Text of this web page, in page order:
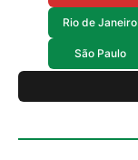
Rio de Janeiro
São Paulo